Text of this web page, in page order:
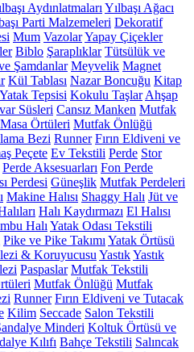
Aydınlatmaları Yılbaşı Ağacı
Parti Malzemeleri Dekoratif
Mum VazolarYapay Çiçekler
Biblo Şaraplıklar Tütsülük ve
Şamdanlar Meyvelik Magnet
Kül Tablası Nazar Boncuğu Kitap
Yatak Tepsisi Kokulu Taşlar Ahşap
Süsleri Cansız Manken Mutfak
Masa Örtüleri Mutfak Önlüğü
Bezi Runner Fırın Eldiveni ve
Peçete Ev Tekstili Perde Stor
Perde Aksesuarları Fon Perde
Perdesi Güneşlik Mutfak Perdeleri
Makine Halısı Shaggy Halı Jüt ve
Halı Kaydırmazı El Halısı
Halı Yatak Odası Tekstili
Pike ve Pike Takımı Yatak Örtüsü
& Koruyucusu YastıkYastık
Paspaslar Mutfak Tekstili
Mutfak Önlüğü Mutfak
Runner Fırın Eldiveni ve Tutacak
Kilim Seccade Salon Tekstili
Minderi Koltuk Örtüsü ve
Kılıfı Bahçe Tekstili Salıncak